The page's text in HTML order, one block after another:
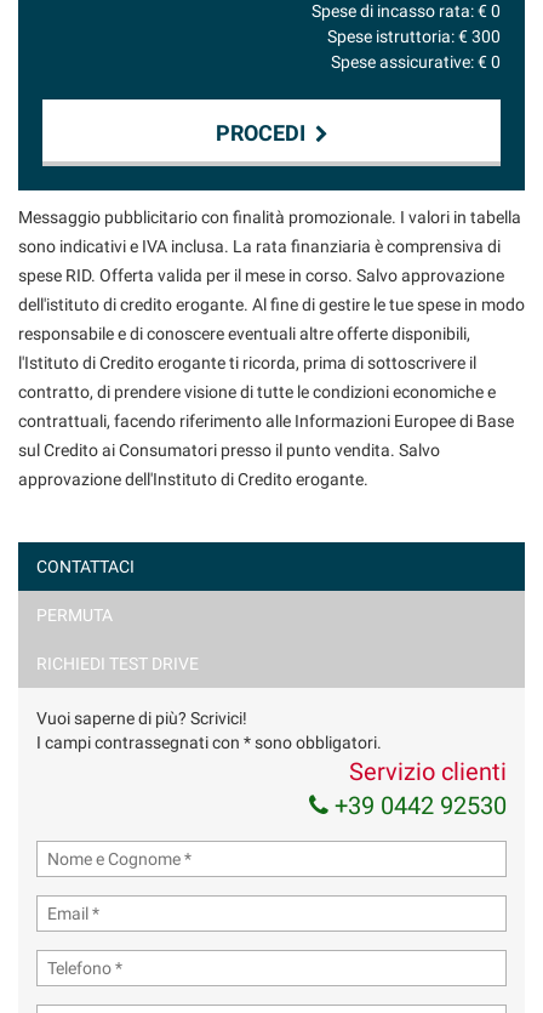
Spese di incasso rata: €0
Spese istruttoria: €300
Spese assicurative: €0
PROCEDI
Contattaci
Ho letto e accetto
marketing
Invia la tua richiesta
Messaggio pubblicitario con finalità promozionale. I valori in tabella
sono indicativi e IVA inclusa. La rata finanziaria è comprensiva di
spese RID. Offerta valida per il mese in corso. Salvo approvazione
dell'istituto di credito erogante. Al fine di gestire le tue spese in modo
responsabile e di conoscere eventuali altre offerte disponibili,
l'Istituto di Credito erogante ti ricorda, prima di sottoscrivere il
contratto, di prendere visione di tutte le condizioni economiche e
contrattuali, facendo riferimento alle Informazioni Europee di Base
sul Credito ai Consumatori presso il punto vendita. Salvo
approvazione dell'Instituto di Credito erogante.
CONTATTACI
PERMUTA
RICHIEDI TEST DRIVE
Vuoi saperne di più? Scrivici!
I campi contrassegnati con * sono obbligatori.
Servizio clienti
+39 0442 92530